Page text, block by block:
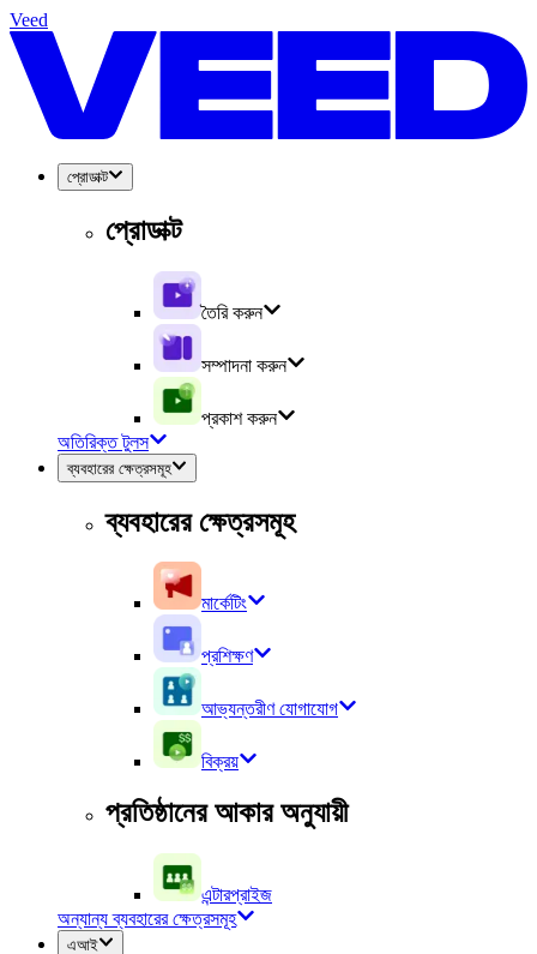
Veed
প্রোডাক্ট
প্রোডাক্ট
তৈরি করুন
সম্পাদনা করুন
প্রকাশ করুন
অতিরিক্ত টুলস
ব্যবহারের ক্ষেত্রসমূহ
ব্যবহারের ক্ষেত্রসমূহ
মার্কেটিং
প্রশিক্ষণ
আভ্যন্তরীণ যোগাযোগ
বিক্রয়
প্রতিষ্ঠানের আকার অনুযায়ী
এন্টারপ্রাইজ
অন্যান্য ব্যবহারের ক্ষেত্রসমূহ
এআই